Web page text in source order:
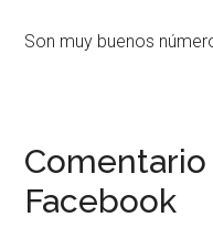
Son muy buenos
Comentario
Facebook